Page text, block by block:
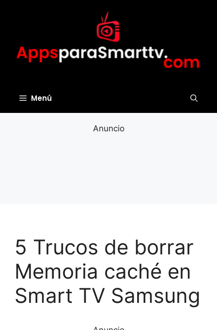
Menú
Anuncio
5 Trucos de borrar
Memoria caché en
Smart TV Samsung